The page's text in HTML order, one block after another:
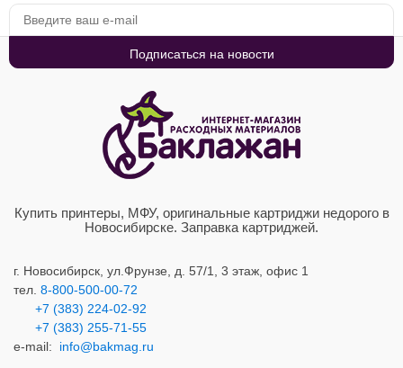
Купить принтеры, МФУ, оригинальные картриджи недорого в
Новосибирске. Заправка картриджей.
г. Новосибирск, ул.Фрунзе, д. 57/1, 3 этаж, офис 1
тел. 8-800-500-00-72
+7 (383) 224-02-92
+7 (383) 255-71-55
e-mail: info@bakmag.ru